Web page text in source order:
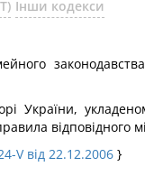
Інши кодекси
України,
відповідного
V від 22.12.2006 }